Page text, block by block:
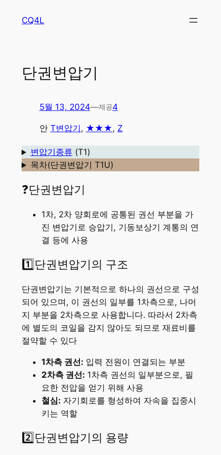
CQ4L
단권변압기
5월 13, 2024—제공4
안 T변압기, ★★★, Z
변압기종류 (T1)
목차(단권변압기 T1U)
❓단권변압기
1차, 2차 양회로에 공통된 권선 부분을 가
진 변압기로 승압기, 기동보상기 계통의 연
결 등에 사용
1️⃣단권변압기의 구조
단권변압기는 기본적으로 하나의 권선으로 구성
되어 있으며, 이 권선의 일부를 1차측으로, 나머
지 부분을 2차측으로 사용합니다. 따라서 2차측
에 별도의 코일을 감지 않아도 되므로 재료비를
절약할 수 있다
1차측 권선: 입력 전원이 연결되는 부분
2차측 권선: 1차측 권선의 일부분으로, 필
요한 전압을 얻기 위해 사용
철심: 자기회로를 형성하여 자속을 집중시
키는 역할
2️⃣단권변압기의 용량